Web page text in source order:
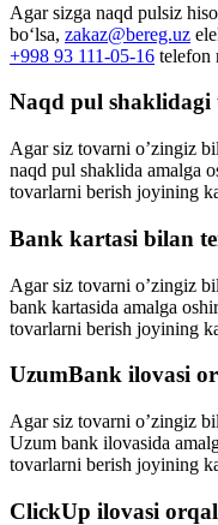
Agar sizga naqd pulsiz
bo‘lsa, zakaz@bereg.uz
+998 93 111-05-16 telefon
Naqd pul shaklidagi
Agar siz tovarni o’zingiz
naqd pul shaklida amalga
tovarlarni berish joyining
Bank kartasi bilan
Agar siz tovarni o’zingiz
bank kartasida amalga
tovarlarni berish joyining
UzumBank ilovasi
Agar siz tovarni o’zingiz
Uzum bank ilovasida
tovarlarni berish joyining
ClickUp ilovasi